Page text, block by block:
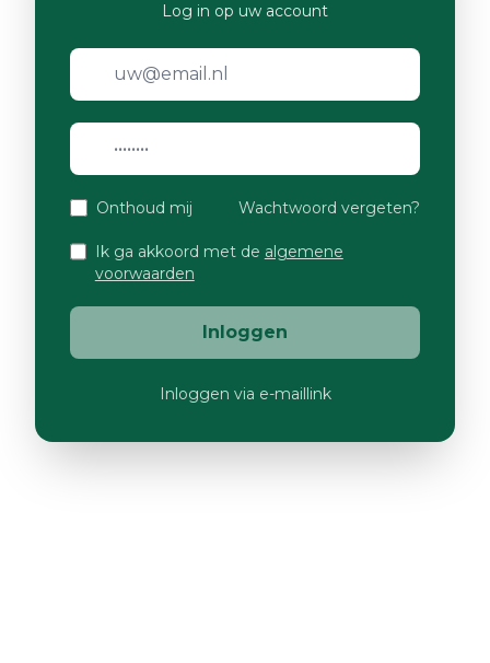
Log in op uw account
Onthoud mij Wachtwoord vergeten?
Ik ga akkoord met de algemene
voorwaarden
Inloggen
Inloggen via e-maillink